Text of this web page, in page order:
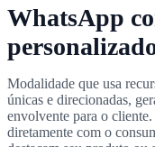
WhatsApp
Modalidade que usa
únicas e direcionadas,
envolvente para o
diretamente com o